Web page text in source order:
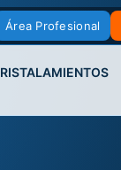
Área Profesional